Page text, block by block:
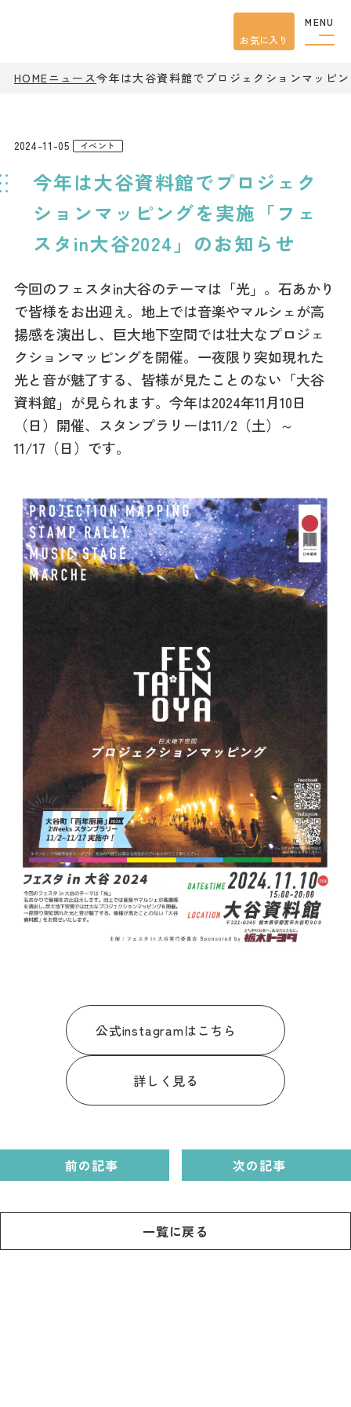
MENU
お気に入り
HOMEニュース今年は大谷資料館でプロジェクションマッピ
今年は大谷資料館でプロジェク
ションマッピングを実施「フェ
スタin大谷2024」のお知らせ
2024-11-05 イベント
今回のフェスタin大谷のテーマは「光」。石あかり
で皆様をお出迎え。地上では音楽やマルシェが高
揚感を演出し、巨大地下空間では壮大なプロジェ
クションマッピングを開催。一夜限り突如現れた
光と音が魅了する、皆様が見たことのない「大谷
資料館」が見られます。今年は2024年11月10日
（日）開催、スタンプラリーは11/2（土）～
11/17（日）です。
公式instagramはこちら
詳しく見る
前の記事
一覧に戻る
次の記事
観光案内
イベント
モデルコース
宿泊
アクセス
ピックアップ
はじめての宇都宮
宇都宮市民ライター
記事
市民がおすすめ！餃
子店
お得なチケット
フィルムコミ
ッション
MICE
Languag
e
ロード
パンフレット
ダウンロード
お問い合わせ